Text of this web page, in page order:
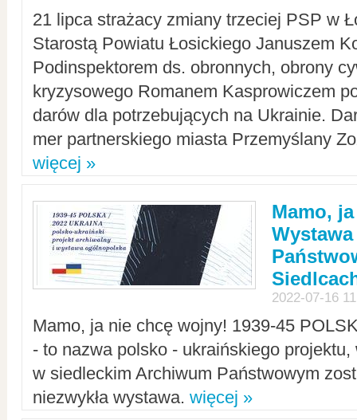
21 lipca strażacy zmiany trzeciej PSP w
Starostą Powiatu Łosickiego Januszem
Podinspektorem ds. obronnych, obrony
kryzysowego Romanem Kasprowiczem
darów dla potrzebujących na Ukrainie.
mer partnerskiego miasta Przemyślany
więcej »
Mamo,
2022-07-16
Mamo, ja nie chcę wojny! 1939-45
- to nazwa polsko - ukraińskiego
w siedleckim Archiwum Państwowym
niezwykła wystawa. więcej »